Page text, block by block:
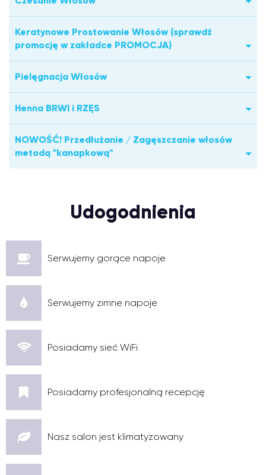
Keratynowe Prostowanie Włosów (sprawdź
promocję w zakładce PROMOCJA)
Pielęgnacja Włosów
Henna BRWI i RZĘS
NOWOŚĆ! Przedłużanie / Zagęszczanie włosów
metodą "kanapkową"
Udogodnienia
Serwujemy gorące napoje
Serwujemy zimne napoje
Posiadamy sieć WiFi
Posiadamy profesjonalną recepcję
Nasz salon jest klimatyzowany